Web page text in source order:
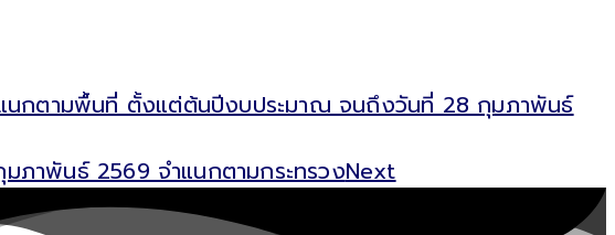
นกตามพื้นที่ ตั้งแต่ต้นปีงบประมาณ จนถึงวันที่ 28 กุมภาพันธ์
ภาพันธ์ 2569 จำแนกตามกระทรวงNext